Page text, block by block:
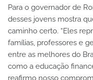
Para o governador de
desses jovens mostra
caminho certo. “Eles
famílias, professores e
entre as melhores do
como a educação
reafirmo nosso